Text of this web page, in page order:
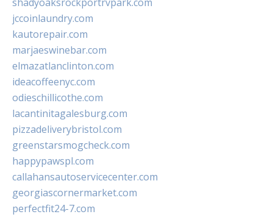
jccoinlaundry.com
kautorepair.com
marjaeswinebar.com
elmazatlanclinton.com
ideacoffeenyc.com
odieschillicothe.com
lacantinitagalesburg.com
pizzadeliverybristol.com
greenstarsmogcheck.com
happypawspl.com
callahansautoservicecenter.com
georgiascornermarket.com
perfectfit24-7.com